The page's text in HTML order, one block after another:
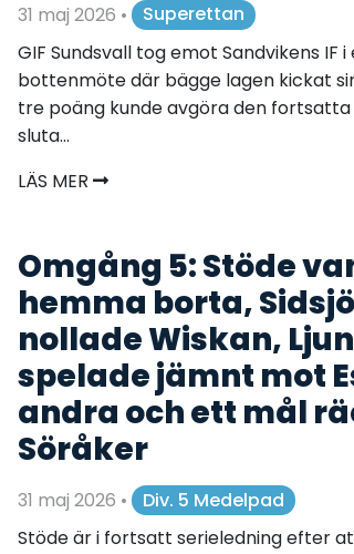
31 maj 2026 •
Superettan
GIF Sundsvall tog emot Sandvikens IF
bottenmöte där bägge lagen kickat
tre poäng kunde avgöra den fortsatta
sluta...
LÄS MER
Omgång 5: Stöde
hemma borta,
nollade Wiskan,
spelade jämnt mot
andra och ett mål
Söråker
31 maj 2026 •
Div. 5 Medelpad
Stöde är i fortsatt serieledning efter